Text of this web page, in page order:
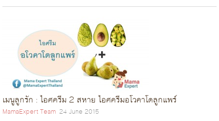
เมนูลูกรัก : ไอศครีม 2 สหาย ไอศครีมอโวคาโดลูกแพร์
MamaExpert Team 24 June 2015